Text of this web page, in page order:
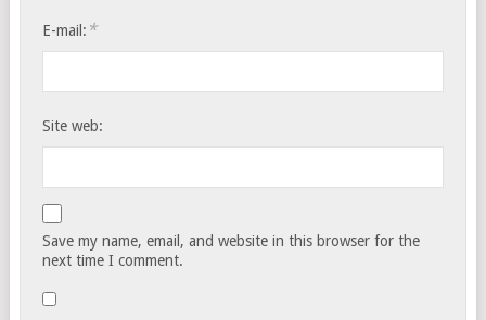
E-mail: *
Site web:
Save my name, email, and website in this browser for the
next time I comment.